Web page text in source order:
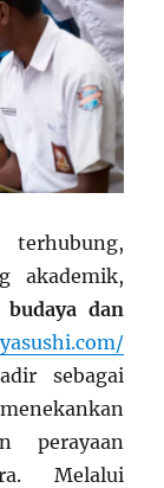
akademik,
budaya dan
sebagai
perayaan
Melalui